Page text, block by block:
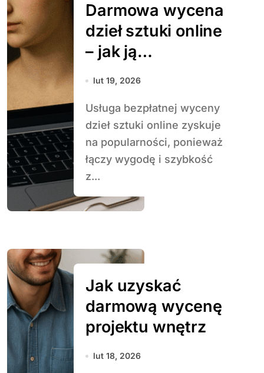
Darmowa wycena
dzieł sztuki online
– jak ją
przeprowadzić
lut 19, 2026
Usługa bezpłatnej wyceny
dzieł sztuki online zyskuje
na popularności, ponieważ
łączy wygodę i szybkość
z...
Jak uzyskać
darmową wycenę
projektu wnętrz
lut 18, 2026